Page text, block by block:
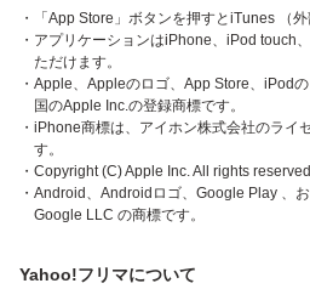
・「App Store」ボタンを押すとiTunes （
・アプリケーションはiPhone、iPod touch
ただけます。
・Apple、Appleのロゴ、App Store、iPod
国のApple Inc.の登録商標です。
・iPhone商標は、アイホン株式会社のライ
す。
・Copyright (C) Apple Inc. All rights
・Android、Androidロゴ、Google Play 、
Google LLC の商標です。
Yahoo!フリマについて